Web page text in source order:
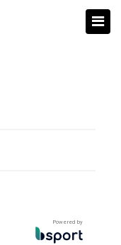
Powered by